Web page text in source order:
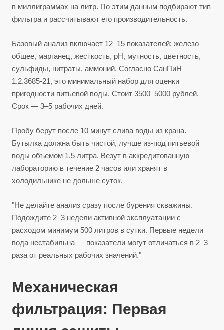
в миллиграммах на литр. По этим данным подбирают тип
фильтра и рассчитывают его производительность.
Базовый анализ включает 12–15 показателей: железо
общее, марганец, жесткость, pH, мутность, цветность,
сульфиды, нитраты, аммоний. Согласно СанПиН
1.2.3685-21, это минимальный набор для оценки
пригодности питьевой воды. Стоит 3500–5000 рублей.
Срок — 3–5 рабочих дней.
Пробу берут после 10 минут слива воды из крана.
Бутылка должна быть чистой, лучше из-под питьевой
воды объемом 1.5 литра. Везут в аккредитованную
лабораторию в течение 2 часов или хранят в
холодильнике не дольше суток.
"Не делайте анализ сразу после бурения скважины.
Подождите 2–3 недели активной эксплуатации с
расходом минимум 500 литров в сутки. Первые недели
вода нестабильна — показатели могут отличаться в 2–3
раза от реальных рабочих значений."
Механическая
фильтрация: Первая